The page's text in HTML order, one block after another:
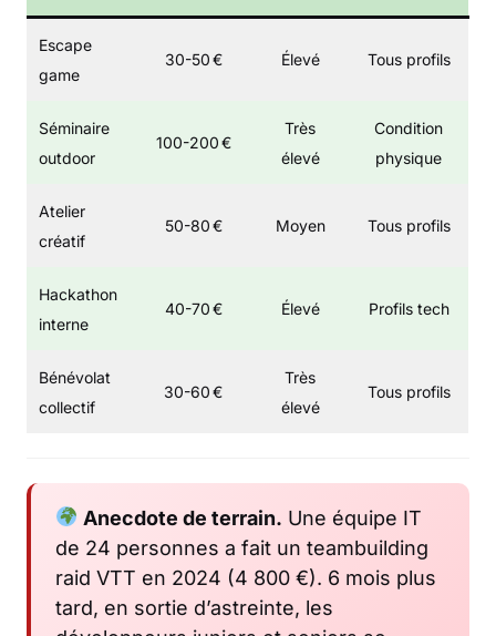
Escape
game
30-50 € Élevé Tous profils
Séminaire
outdoor
100-200 €
Très
élevé
Condition
physique
Atelier
créatif
50-80 € Moyen Tous profils
Hackathon
interne
40-70 € Élevé Profils tech
Bénévolat
collectif
30-60 €
Très
élevé
Tous profils
Anecdote de terrain. Une équipe IT
de 24 personnes a fait un teambuilding
raid VTT en 2024 (4 800 €). 6 mois plus
tard, en sortie d’astreinte, les